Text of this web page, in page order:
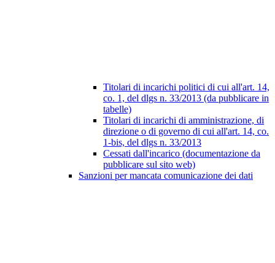
Titolari di incarichi politici di cui all'art. 14,
co. 1, del dlgs n. 33/2013 (da pubblicare in
tabelle)
Titolari di incarichi di amministrazione, di
direzione o di governo di cui all'art. 14, co.
1-bis, del dlgs n. 33/2013
Cessati dall'incarico (documentazione da
pubblicare sul sito web)
Sanzioni per mancata comunicazione dei dati